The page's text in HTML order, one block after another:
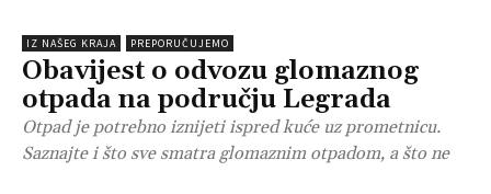
IZ NAŠEG KRAJA PREPORUČUJEMO
Obavijest o odvozu glomaznog
otpada na području Legrada
Otpad je potrebno iznijeti ispred kuće uz prometnicu.
Saznajte i što sve smatra glomaznim otpadom, a što ne